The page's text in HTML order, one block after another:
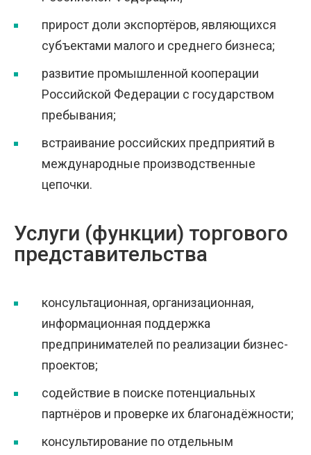
прирост доли экспортёров, являющихся
субъектами малого и среднего бизнеса;
развитие промышленной кооперации
Российской Федерации с государством
пребывания;
встраивание российских предприятий в
международные производственные
цепочки.
Услуги (функции) торгового
представительства
консультационная, организационная,
информационная поддержка
предпринимателей по реализации бизнес-
проектов;
содействие в поиске потенциальных
партнёров и проверке их благонадёжности;
консультирование по отдельным